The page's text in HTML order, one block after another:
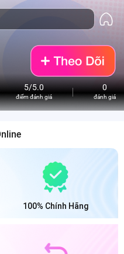
5/5.0
điểm đánh giá
0
đánh giá
100% Chính Hãng